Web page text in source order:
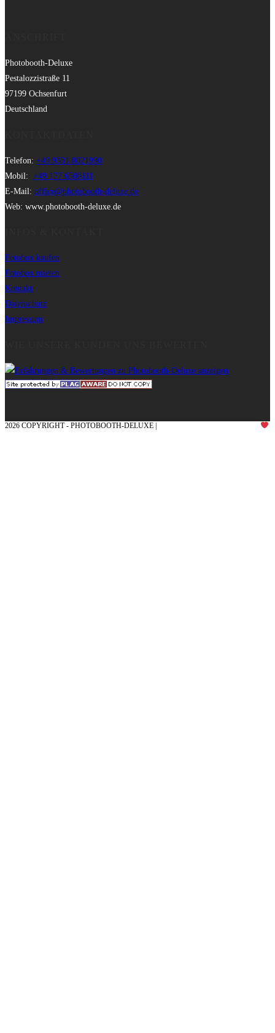
Photobooth-Deluxe
Pestalozzistraße 11
97199 Ochsenfurt
Deutschland
Telefon: +49 9331 8021990
Mobil: +49 177 6506111
E-Mail: office@photobooth-deluxe.de
Web: www.photobooth-deluxe.de
Fotobox kaufen
Fotobox mieten
Kontakt
Datenschutz
Impressum
2026 COPYRIGHT - PHOTOBOOTH-DELUXE |